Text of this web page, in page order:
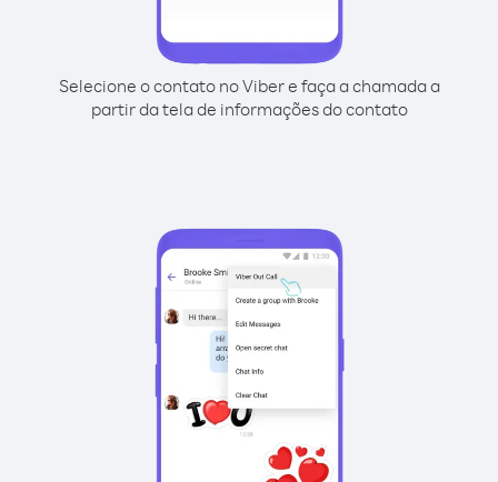
Selecione o contato no Viber e faça a chamada a
partir da tela de informações do contato